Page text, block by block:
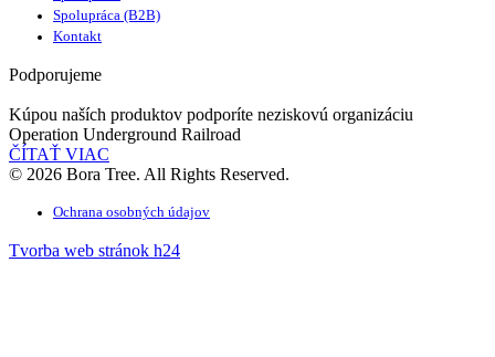
Spolupráca (B2B)
Kontakt
Podporujeme
Kúpou naších produktov podporíte neziskovú organizáciu
Operation Underground Railroad
ČÍTAŤ VIAC
© 2026 Bora Tree. All Rights Reserved.
Ochrana osobných údajov
Tvorba web stránok h24